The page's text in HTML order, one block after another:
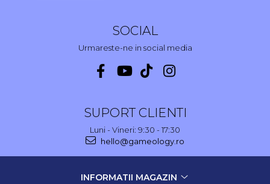
SOCIAL
Urmareste-ne in social media
SUPORT CLIENTI
Luni - Vineri: 9:30 - 17:30
hello@gameology.ro
INFORMATII MAGAZIN